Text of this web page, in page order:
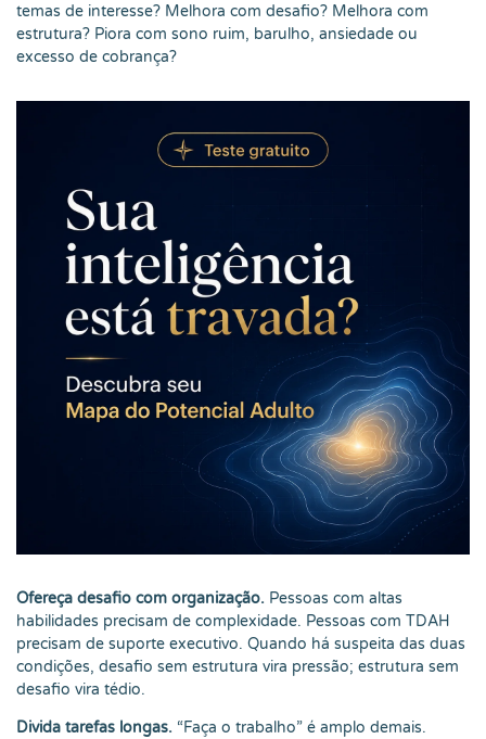
temas de interesse? Melhora com desafio? Melhora com
estrutura? Piora com sono ruim, barulho, ansiedade ou
excesso de cobrança?
Ofereça desafio com organização. Pessoas com altas
habilidades precisam de complexidade. Pessoas com TDAH
precisam de suporte executivo. Quando há suspeita das duas
condições, desafio sem estrutura vira pressão; estrutura sem
desafio vira tédio.
Divida tarefas longas. “Faça o trabalho” é amplo demais.